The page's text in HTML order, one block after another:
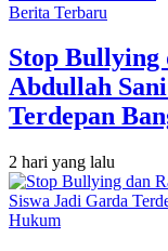
Berita Terbaru
Stop Bullying
Abdullah
Terdepan
2 hari yang lalu
Hukum